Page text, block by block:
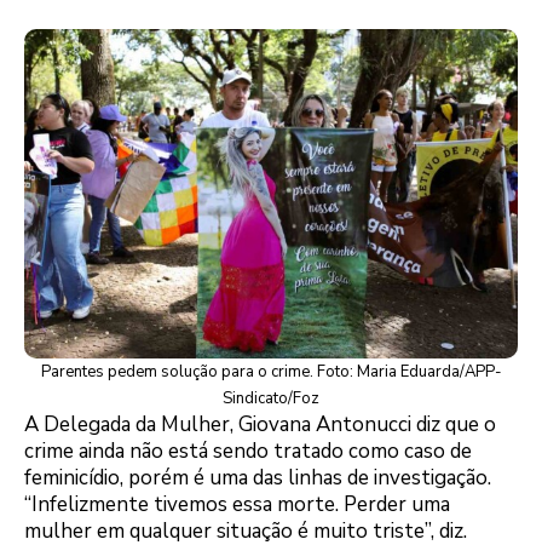
Parentes pedem solução para o crime. Foto: Maria Eduarda/APP-
Sindicato/Foz
A Delegada da Mulher, Giovana Antonucci diz que o
crime ainda não está sendo tratado como caso de
feminicídio, porém é uma das linhas de investigação.
“Infelizmente tivemos essa morte. Perder uma
mulher em qualquer situação é muito triste”, diz.